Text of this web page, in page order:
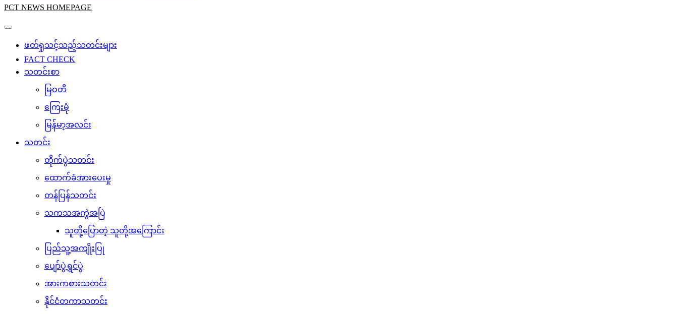
PCT NEWS HOMEPAGE
ဖတ်ရှုသင့်သည့်သတင်းများ
FACT CHECK
သတင်းစာ
မြဝတီ
ကြေးမုံ
မြန်မာ့အလင်း
သတင်း
တိုက်ပွဲသတင်း
ထောက်ခံအားပေးမှု
တန်ပြန်သတင်း
သကသအကွဲအပြဲ
သူတို့ပြောတဲ့ သူတို့အကြောင်း
ပြည်သူ့အကျိုးပြု
ပျော်ပွဲရွှင်ပွဲ
အားကစားသတင်း
နိုင်ငံတကာသတင်း